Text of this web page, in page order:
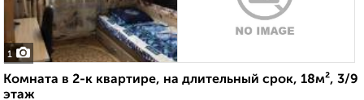
1
Комната в 2-к квартире, на длительный срок, 18м², 3/9
этаж